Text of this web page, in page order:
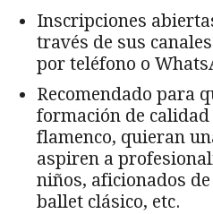
Inscripciones
través de sus
por teléfono o
Recomendado para
formación de
flamenco, quieran
aspiren a
niños, aficionados
ballet clásico, etc.